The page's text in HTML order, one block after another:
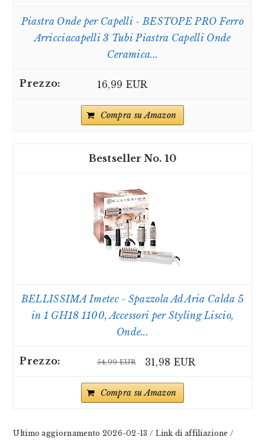
Piastra Onde per Capelli - BESTOPE PRO Ferro
Arricciacapelli 3 Tubi Piastra Capelli Onde
Ceramica...
16,99 EUR
Compra su Amazon
10
BELLISSIMA Imetec - Spazzola Ad Aria Calda 5
in 1 GH18 1100, Accessori per Styling Liscio,
Onde...
54,99 EUR 31,98 EUR
Compra su Amazon
Ultimo aggiornamento 2026-02-13 / Link di affiliazione /